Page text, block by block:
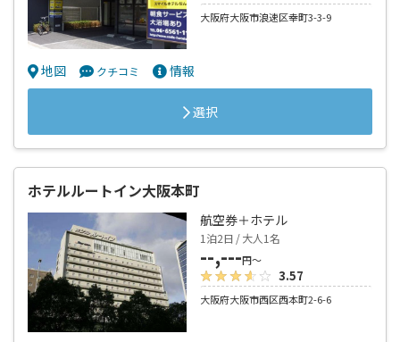
大阪府大阪市浪速区幸町3-3-9
地図 クチコミ 情報
選択
ホテルルートイン大阪本町
航空券＋ホテル
1泊2日 / 大人1名
--,---円～
3.57
大阪府大阪市西区西本町2-6-6